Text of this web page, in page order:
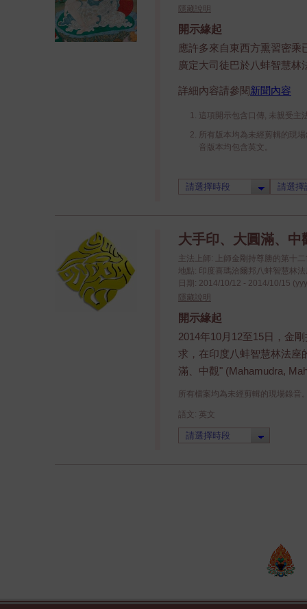
隱藏說明
開示緣起
應許多來自東西方熏習密乘
廣定大司徒巴於八蚌智慧林
詳細內容請參閱新聞內容
這項開示包含口傳, 未親受主
所有版本均為未經剪輯的現
音版本均包含英文。
大手印、大圓滿、中
主法上師: 上師金剛持尊勝的第十
地點: 印度喜瑪洽爾邦八蚌智慧林
日期: 2014/10/12 - 2014/10/15
隱藏說明
開示緣起
2014年10月12至15日，金
求，在印度八蚌智慧林法座
滿、中觀" (Mahamudra,
所有檔案均為未經剪輯的現場錄音
語文: 英文